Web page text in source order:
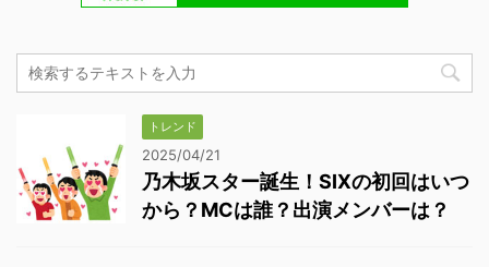
トレンド
2025/04/21
乃木坂スター誕生！SIXの初回はいつ
から？MCは誰？出演メンバーは？